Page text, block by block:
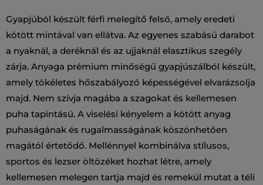
Gyapjúból készült férfi melegítő felső, amely eredeti
kötött mintával van ellátva. Az egyenes szabású darabot
a nyaknál, a deréknál és az ujjaknál elasztikus szegély
zárja. Anyaga prémium minőségű gyapjúszálból készült,
amely tökéletes hőszabályozó képességével elvarázsolja
majd. Nem szívja magába a szagokat és kellemesen
puha tapintású. A viselési kényelem a kötött anyag
puhaságának és rugalmasságának köszönhetően
magától értetődő. Mellénnyel kombinálva stílusos,
sportos és lezser öltözéket hozhat létre, amely
kellemesen melegen tartja majd és remekül mutat a téli